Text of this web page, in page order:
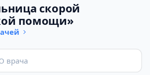
скорой
помощи»